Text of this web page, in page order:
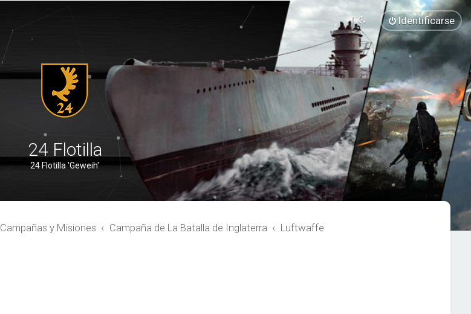
Identificarse
24 Flotilla
24 Flotilla 'Geweih'
Campañas y Misiones Campaña de La Batalla de Inglaterra Luftwaffe